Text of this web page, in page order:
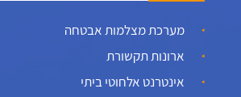
מערכת מצלמות אבטחה
ארונות תקשורת
אינטרנט אלחוטי ביתי